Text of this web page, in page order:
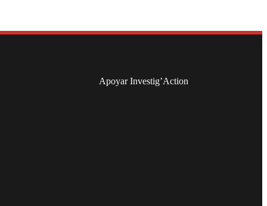
Apoyar Investig’Action